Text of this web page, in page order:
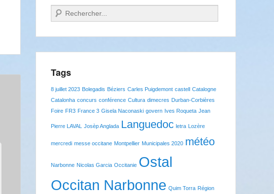
Recherche
Tags
8 juillet 2023 Bolegadis Béziers Carles Puigdemont castell Catalogne
Catalonha concurs conférence Cultura dimecres Durban-Corbières
Foire FR3 France 3 Gisela Naconaski govern Ives Roqueta Jean
Pierre LAVAL Josèp Anglada Languedoc letra Lozère
mercredi messe occitane Montpellier Municipales 2020 météo
Narbonne Nicolas Garcia Occitanie Ostal
Occitan Narbonne Quim Torra Région